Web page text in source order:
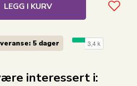
LEGG I KURV
5 dager
interessert i: